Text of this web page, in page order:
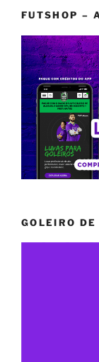
FUTSHOP –
GOLEIRO DE